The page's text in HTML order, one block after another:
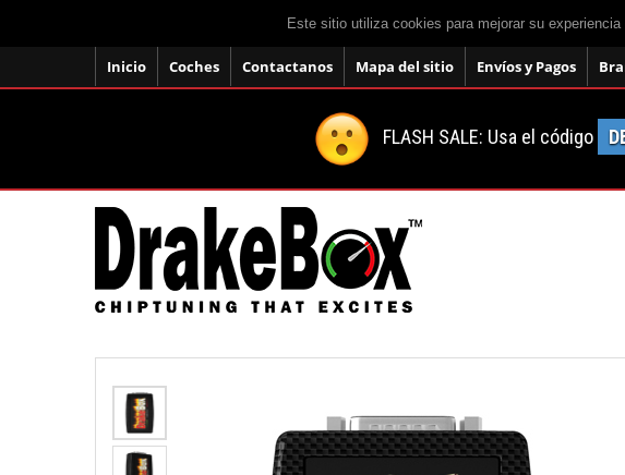
Este sitio utiliza cookies para mejorar su
Inicio Coches Contactanos Mapa del sitio Envíos y Pagos
FLASH SALE: Usa el código